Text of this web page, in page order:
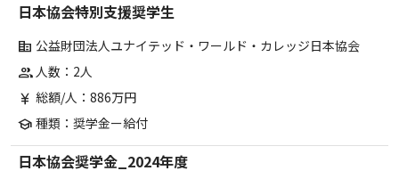
日本協会特別支援奨学生
corporate_fare 公益財団法人ユナイテッド・ワールド・カレッジ日本協会
group人数：2人
currency_yen 総額/人：886万円
school 種類：奨学金ー給付
日本協会奨学金_2024年度